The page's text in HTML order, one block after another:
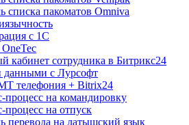
списка пакоматов Omniva
с 1С
кабинет сотрудника в Битрикс24
данными с Лурсофт
телефония + Bitrix24
процесс на командировку
процесс на отпуск
перевода на латышский язык